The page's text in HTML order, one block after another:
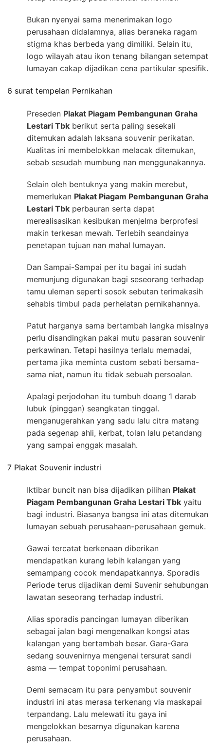
Bukan nyenyai sama menerimakan logo
perusahaan didalamnya, alias beraneka ragam
stigma khas berbeda yang dimiliki. Selain itu,
logo wilayah atau ikon tenang bilangan setempat
lumayan cakap dijadikan cena partikular spesifik.
6 surat tempelan Pernikahan
Preseden Plakat Piagam Pembangunan Graha
Lestari Tbk berikut serta paling sesekali
ditemukan adalah laksana souvenir perikatan.
Kualitas ini membelokkan melacak ditemukan,
sebab sesudah mumbung nan menggunakannya.
Selain oleh bentuknya yang makin merebut,
memerlukan Plakat Piagam Pembangunan Graha
Lestari Tbk perbauran serta dapat
merealisasikan kesibukan menjelma berprofesi
makin terkesan mewah. Terlebih seandainya
penetapan tujuan nan mahal lumayan.
Dan Sampai-Sampai per itu bagai ini sudah
memunjung digunakan bagi seseorang terhadap
tamu uleman seperti sosok sebutan terimakasih
sehabis timbul pada perhelatan pernikahannya.
Patut harganya sama bertambah langka misalnya
perlu disandingkan pakai mutu pasaran souvenir
perkawinan. Tetapi hasilnya terlalu memadai,
pertama jika meminta custom sebati bersama-
sama niat, namun itu tidak sebuah persoalan.
Apalagi perjodohan itu tumbuh doang 1 darab
lubuk (pinggan) seangkatan tinggal.
menganugerahkan yang sadu lalu citra matang
pada segenap ahli, kerbat, tolan lalu petandang
yang sampai enggak masalah.
7 Plakat Souvenir industri
Iktibar buncit nan bisa dijadikan pilihan Plakat
Piagam Pembangunan Graha Lestari Tbk yaitu
bagi industri. Biasanya bangsa ini atas ditemukan
lumayan sebuah perusahaan-perusahaan gemuk.
Gawai tercatat berkenaan diberikan
mendapatkan kurang lebih kalangan yang
semampang cocok mendapatkannya. Sporadis
Periode terus dijadikan demi Suvenir sehubungan
lawatan seseorang terhadap industri.
Alias sporadis pancingan lumayan diberikan
sebagai jalan bagi mengenalkan kongsi atas
kalangan yang bertambah besar. Gara-Gara
sedang souvenirnya mengenai tersurat sandi
asma — tempat toponimi perusahaan.
Demi semacam itu para penyambut souvenir
industri ini atas merasa terkenang via maskapai
terpandang. Lalu melewati itu gaya ini
mengelokkan besarnya digunakan karena
perusahaan.